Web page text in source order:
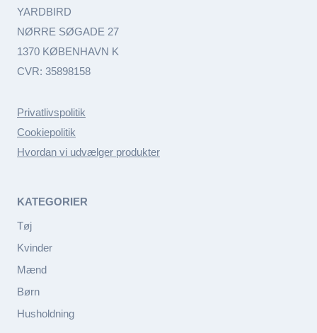
YARDBIRD
NØRRE SØGADE 27
1370 KØBENHAVN K
CVR: 35898158
Privatlivspolitik
Cookiepolitik
Hvordan vi udvælger produkter
KATEGORIER
Tøj
Kvinder
Mænd
Børn
Husholdning